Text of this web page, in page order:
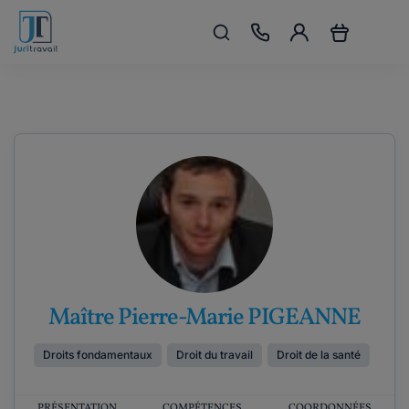
Maître Pierre-Marie PIGEANNE
Droits fondamentaux Droit du travail Droit de la santé